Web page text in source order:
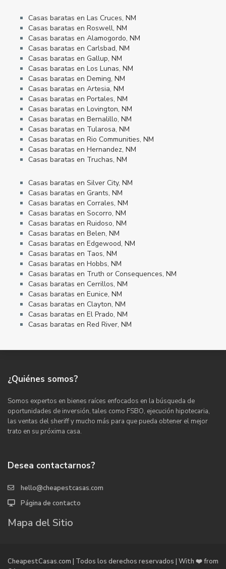
Casas baratas en Las Cruces, NM
Casas baratas en Roswell, NM
Casas baratas en Alamogordo, NM
Casas baratas en Carlsbad, NM
Casas baratas en Gallup, NM
Casas baratas en Los Lunas, NM
Casas baratas en Deming, NM
Casas baratas en Artesia, NM
Casas baratas en Portales, NM
Casas baratas en Lovington, NM
Casas baratas en Bernalillo, NM
Casas baratas en Tularosa, NM
Casas baratas en Rio Communities, NM
Casas baratas en Hernandez, NM
Casas baratas en Truchas, NM
Casas baratas en Silver City, NM
Casas baratas en Grants, NM
Casas baratas en Corrales, NM
Casas baratas en Socorro, NM
Casas baratas en Ruidoso, NM
Casas baratas en Belen, NM
Casas baratas en Edgewood, NM
Casas baratas en Taos, NM
Casas baratas en Hobbs, NM
Casas baratas en Truth or Consequences, NM
Casas baratas en Cerrillos, NM
Casas baratas en Eunice, NM
Casas baratas en Clayton, NM
Casas baratas en El Prado, NM
Casas baratas en Red River, NM
¿Quiénes somos?
Somos expertos en bienes raíces enfocados en la búsqueda de
oportunidades de inversión, tales como FSBO, ejecución hipotecaria,
las ventas del sheriff y mucho más para que pueda obtener el mejor
trato en su próxima casa.
Desea contactarnos?
hello@cheapestcasas.com
Página de contacto
Mapa del Sitio
CheapestCasas.com | Todos los derechos reservados | With ❤️ from